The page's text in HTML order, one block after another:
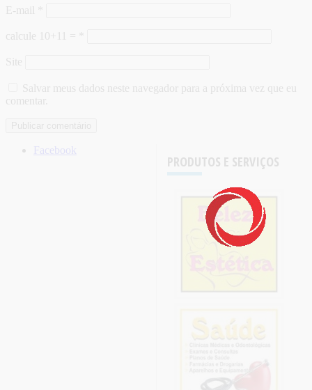
E-mail
calcule 10+11 =
Site
Salvar meus dados neste navegador para a próxima vez que eu
comentar.
PRODUTOS E SERVIÇOS
Facebook